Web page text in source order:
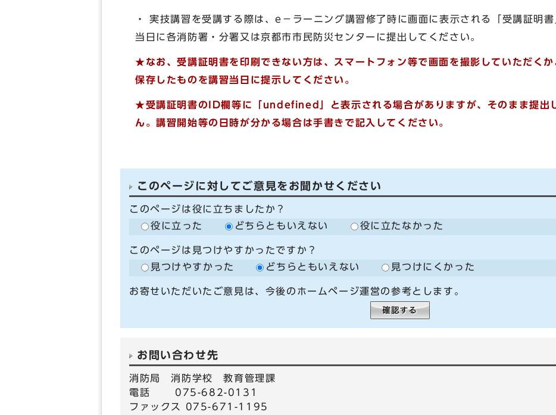
・ 実技講習を受講する際は、e－ラーニング講習修了時に画面に表示される「受講証明
当日に各消防署・分署又は京都市市民防災センターに提出してください。
★なお、受講証明書を印刷できない方は、スマートフォン等で画面を撮影していただく
保存したものを講習当日に提示してください。
★受講証明書のID欄等に「undefined」と表示される場合がありますが、そのまま提出
ん。講習開始等の日時が分かる場合は手書きで記入してください。
このページに対してご意見をお聞かせください
このページは役に立ちましたか？
役に立った
どちらともいえない 役に立たなかった
このページは見つけやすかったですか？
見つけやすかった
どちらともいえない 見つけにくかった
お寄せいただいたご意見は、今後のホームページ運営の参考とします。
お問い合わせ先
消防局 消防学校 教育管理課
電話 075-682-0131
ファックス 075-671-1195